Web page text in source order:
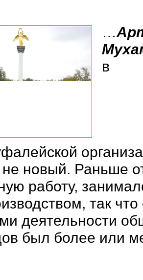
…
в
не новый. Раньше
работу,
так
деятельности
был более или